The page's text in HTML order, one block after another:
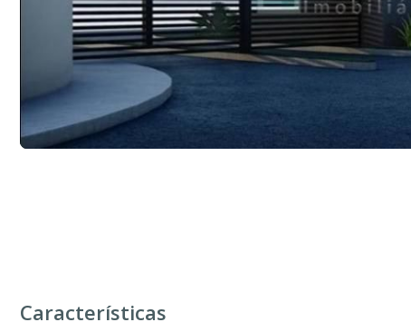
Características